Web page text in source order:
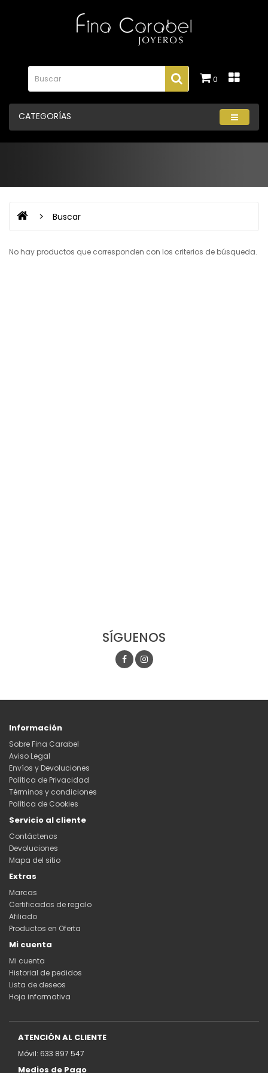
0
CATEGORÍAS
Buscar
No hay productos que corresponden con los criterios de búsqueda.
SÍGUENOS
Información
Sobre Fina Carabel
Aviso Legal
Envíos y Devoluciones
Política de Privacidad
Términos y condiciones
Política de Cookies
Servicio al cliente
Contáctenos
Devoluciones
Mapa del sitio
Extras
Marcas
Certificados de regalo
Afiliado
Productos en Oferta
Mi cuenta
Mi cuenta
Historial de pedidos
Lista de deseos
Hoja informativa
ATENCIÓN AL CLIENTE
Móvil: 633 897 547
Medios de Pago